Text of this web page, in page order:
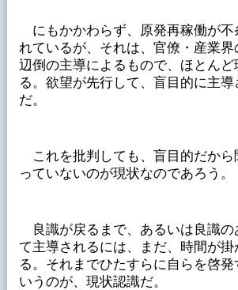
にもかかわらず、原発再稼働が不
れているが、それは、官僚・産業
辺倒の主導によるもので、ほとん
る。欲望が先行して、盲目的に主
だ。
これを批判しても、盲目的だから
っていないのが現状なのであろう。
良識が戻るまで、あるいは良識の
て主導されるには、まだ、時間が
る。それまでひたすらに自らを啓発
いうのが、現状認識だ。